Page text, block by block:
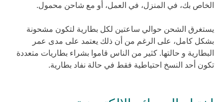
الخاص بك، في المنزل، في العمل، أو مع شاحن محمول.
يستغرق الشحن حوالي ساعتين لكل بطارية لتكون مشحونة
بشكل كامل، على الرغم من أن ذلك يعتمد على مدى عمر
البطارية و حالتها. كثير من الناس قاموا بشراء بطاريات متعددة
تكون أحد النسخ احتياطية فقط في حالة نفاد بطارية.